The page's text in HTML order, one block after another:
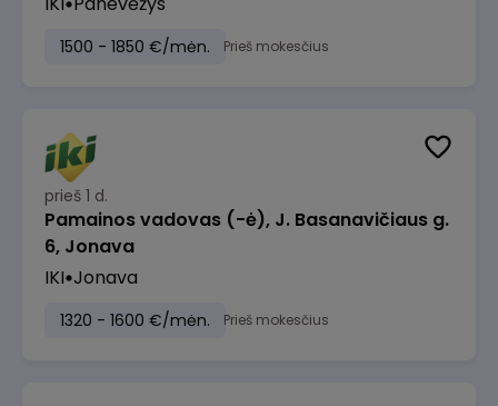
1500 - 1850 €/mėn. Prieš mokesčius
prieš 1 d.
Pamainos vadovas (-ė), J. Basanavičiaus g.
6, Jonava
IKI Jonava
1320 - 1600 €/mėn. Prieš mokesčius